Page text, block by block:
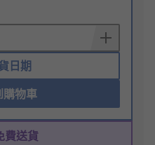
日期
購物車
費送貨